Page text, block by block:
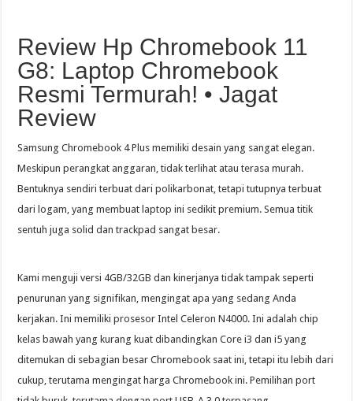
Review Hp Chromebook 11
G8: Laptop Chromebook
Resmi Termurah! • Jagat
Review
Samsung Chromebook 4 Plus memiliki desain yang sangat elegan.
Meskipun perangkat anggaran, tidak terlihat atau terasa murah.
Bentuknya sendiri terbuat dari polikarbonat, tetapi tutupnya terbuat
dari logam, yang membuat laptop ini sedikit premium. Semua titik
sentuh juga solid dan trackpad sangat besar.
Kami menguji versi 4GB/32GB dan kinerjanya tidak tampak seperti
penurunan yang signifikan, mengingat apa yang sedang Anda
kerjakan. Ini memiliki prosesor Intel Celeron N4000. Ini adalah chip
kelas bawah yang kurang kuat dibandingkan Core i3 dan i5 yang
ditemukan di sebagian besar Chromebook saat ini, tetapi itu lebih dari
cukup, terutama mengingat harga Chromebook ini. Pemilihan port